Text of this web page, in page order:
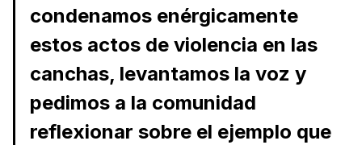
condenamos enérgicamente
estos actos de violencia en las
canchas, levantamos la voz y
pedimos a la comunidad
reflexionar sobre el ejemplo que